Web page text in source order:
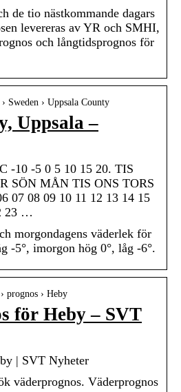
de tio nästkommande dagars
levereras av YR och SMHI,
och långtidsprognos för
Sweden › Uppsala County
Uppsala –
-10 -5 0 5 10 15 20. TIS
SÖN MÅN TIS ONS TORS
07 08 09 10 11 12 13 14 15
23 …
morgondagens väderlek för
-5°, imorgon hög 0°, låg -6°.
prognos › Heby
för Heby – SVT
| SVT Nyheter
väderprognos. Väderprognos